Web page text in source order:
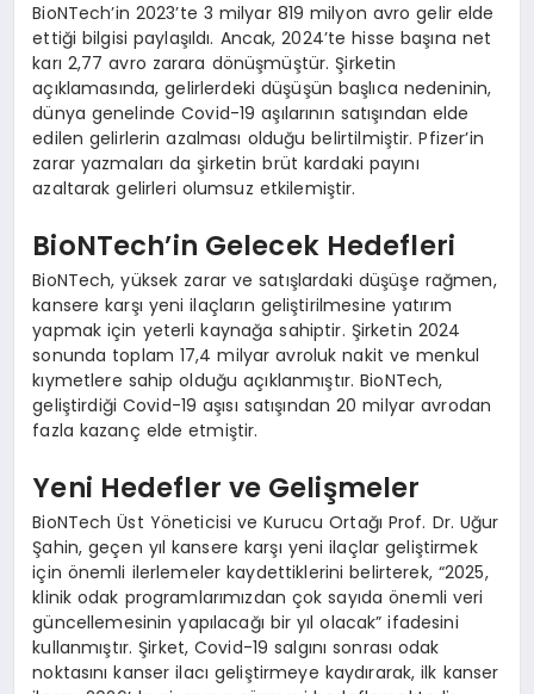
BioNTech’in 2023’te 3 milyar 819 milyon avro gelir elde
ettiği bilgisi paylaşıldı. Ancak, 2024’te hisse başına net
karı 2,77 avro zarara dönüşmüştür. Şirketin
açıklamasında, gelirlerdeki düşüşün başlıca nedeninin,
dünya genelinde Covid-19 aşılarının satışından elde
edilen gelirlerin azalması olduğu belirtilmiştir. Pfizer’in
zarar yazmaları da şirketin brüt kardaki payını
azaltarak gelirleri olumsuz etkilemiştir.
BioNTech’in Gelecek Hedefleri
BioNTech, yüksek zarar ve satışlardaki düşüşe rağmen,
kansere karşı yeni ilaçların geliştirilmesine yatırım
yapmak için yeterli kaynağa sahiptir. Şirketin 2024
sonunda toplam 17,4 milyar avroluk nakit ve menkul
kıymetlere sahip olduğu açıklanmıştır. BioNTech,
geliştirdiği Covid-19 aşısı satışından 20 milyar avrodan
fazla kazanç elde etmiştir.
Yeni Hedefler ve Gelişmeler
BioNTech Üst Yöneticisi ve Kurucu Ortağı Prof. Dr. Uğur
Şahin, geçen yıl kansere karşı yeni ilaçlar geliştirmek
için önemli ilerlemeler kaydettiklerini belirterek, “2025,
klinik odak programlarımızdan çok sayıda önemli veri
güncellemesinin yapılacağı bir yıl olacak” ifadesini
kullanmıştır. Şirket, Covid-19 salgını sonrası odak
noktasını kanser ilacı geliştirmeye kaydırarak, ilk kanser